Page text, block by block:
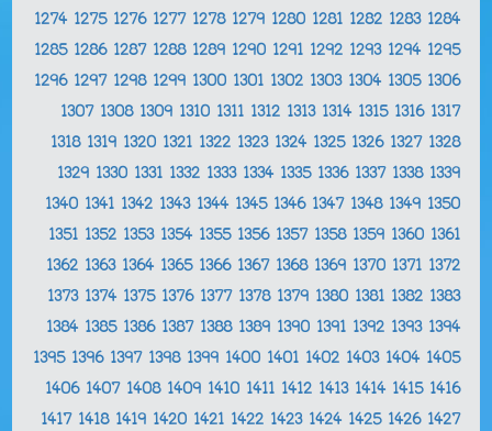
1274 1275 1276 1277 1278 1279 1280 1281 1282 1283 1284
1285 1286 1287 1288 1289 1290 1291 1292 1293 1294 1295
1296 1297 1298 1299 1300 1301 1302 1303 1304 1305 1306
1307 1308 1309 1310 1311 1312 1313 1314 1315 1316 1317
1318 1319 1320 1321 1322 1323 1324 1325 1326 1327 1328
1329 1330 1331 1332 1333 1334 1335 1336 1337 1338 1339
1340 1341 1342 1343 1344 1345 1346 1347 1348 1349 1350
1351 1352 1353 1354 1355 1356 1357 1358 1359 1360 1361
1362 1363 1364 1365 1366 1367 1368 1369 1370 1371 1372
1373 1374 1375 1376 1377 1378 1379 1380 1381 1382 1383
1384 1385 1386 1387 1388 1389 1390 1391 1392 1393 1394
1395 1396 1397 1398 1399 1400 1401 1402 1403 1404 1405
1406 1407 1408 1409 1410 1411 1412 1413 1414 1415 1416
1417 1418 1419 1420 1421 1422 1423 1424 1425 1426 1427